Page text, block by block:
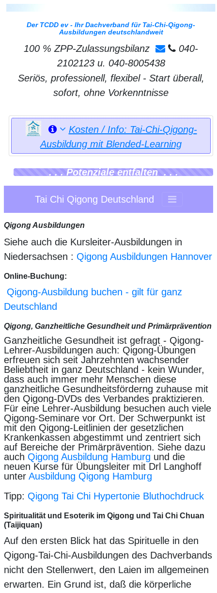
Der TCDD ev - Ihr Dachverband für Tai-Chi-Qigong-
Ausbildungen deutschlandweit
100 % ZPP-Zulassungsbilanz
040-
2102123 u. 040-8005438
Seriös, professionell, flexibel - Start überall,
sofort, ohne Vorkenntnisse
Kosten / Info: Tai-Chi-Qigong-
Ausbildung mit Blended-Learning
. . . Potenziale entfalten . . .
Tai Chi Qigong Deutschland
Qigong Ausbildungen
Siehe auch die Kursleiter-Ausbildungen in
Niedersachsen : Qigong Ausbildungen Hannover
Online-Buchung:
Qigong-Ausbildung buchen - gilt für ganz
Deutschland
Qigong, Ganzheitliche Gesundheit und Primärprävention
Ganzheitliche Gesundheit ist gefragt - Qigong-
Lehrer-Ausbildungen auch: Qigong-Übungen
erfreuen sich seit Jahrzehnten wachsender
Beliebtheit in ganz Deutschland - kein Wunder,
dass auch immer mehr Menschen diese
ganzheitliche Gesundheitsförderng zuhause mit
den Qigong-DVDs des Verbandes praktizieren.
Für eine Lehrer-Ausbildung besuchen auch viele
Qigong-Seminare vor Ort. Der Schwerpunkt ist
mit den Qigong-Leitlinien der gesetzlichen
Krankenkassen abgestimmt und zentriert sich
auf Bereiche der Primärprävention. Siehe dazu
auch Qigong Ausbildung Hamburg und die
neuen Kurse für Übungsleiter mit Drl Langhoff
unter Ausbildung Qigong Hamburg
Tipp: Qigong Tai Chi Hypertonie Bluthochdruck
Spiritualität und Esoterik im Qigong und Tai Chi Chuan
(Taijiquan)
Auf den ersten Blick hat das Spirituelle in den
Qigong-Tai-Chi-Ausbildungen des Dachverbands
nicht den Stellenwert, den Laien im allgemeinen
erwarten. Ein Grund ist, daß die körperliche